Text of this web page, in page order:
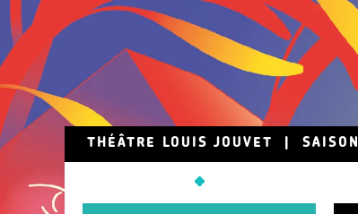
THÉÂTRE LOUIS JOUVET SAISON